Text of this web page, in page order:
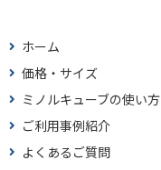
ホーム
価格・サイズ
ミノルキューブの使い方
ご利用事例紹介
よくあるご質問